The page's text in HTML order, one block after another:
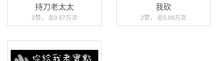
持刀老太太
2赞， 总9.57万次
我砍
2赞， 总5.09万次